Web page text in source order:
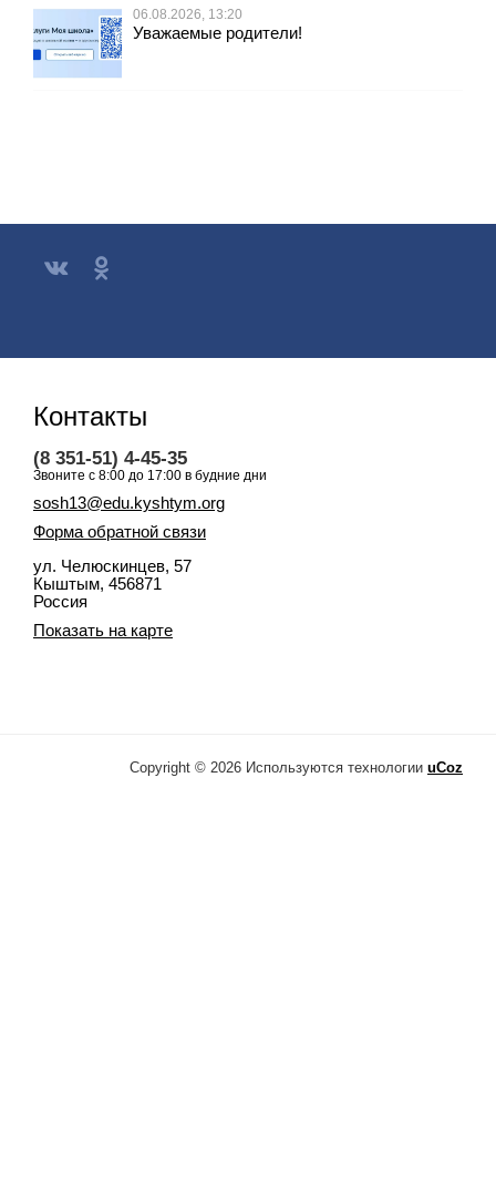
06.08.2026, 13:20
Уважаемые родители!
Контакты
(8 351-51) 4-45-35
Звоните с 8:00 до 17:00 в будние дни
sosh13@edu.kyshtym.org
Форма обратной связи
ул. Челюскинцев, 57
Кыштым, 456871
Россия
Показать на карте
Copyright © 2026 Используются технологии uCoz